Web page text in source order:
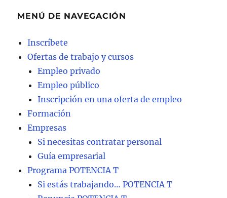
MENÚ DE NAVEGACIÓN
Inscríbete
Ofertas de trabajo y cursos
Empleo privado
Empleo público
Inscripción en una oferta de empleo
Formación
Empresas
Si necesitas contratar personal
Guía empresarial
Programa POTENCIA T
Si estás trabajando… POTENCIA T